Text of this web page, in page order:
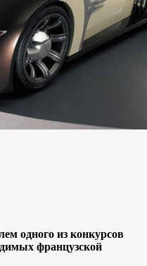
одного из конкурсов
французской